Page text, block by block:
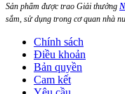
Sản phẩm được trao Giải thưởng
sắm, sử dụng trong cơ quan nhà
Chính sách
Điều khoản
Bản quyền
Cam kết